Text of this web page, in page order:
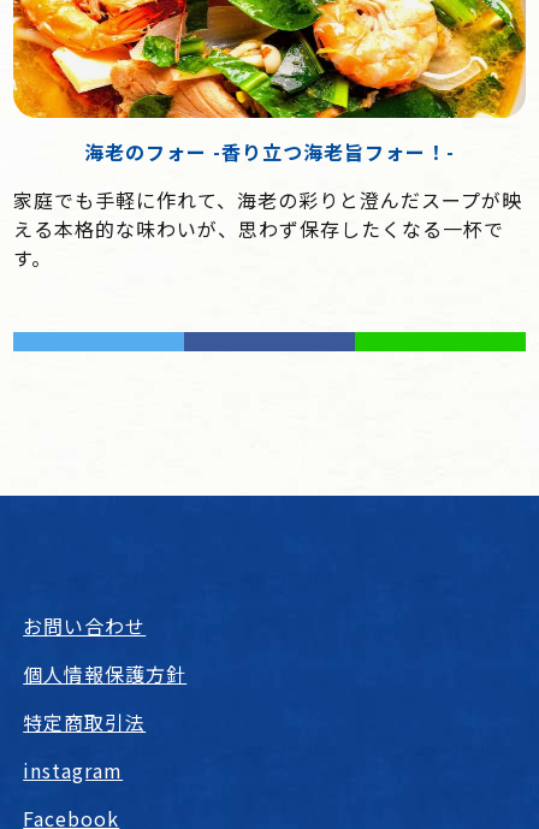
海老のフォー -香り立つ海老旨フォー！-
家庭でも手軽に作れて、海老の彩りと澄んだスープが映
える本格的な味わいが、思わず保存したくなる一杯で
す。
お問い合わせ
個人情報保護方針
特定商取引法
instagram
Facebook